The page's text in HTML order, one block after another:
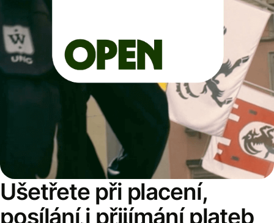
Ušetřete při placení,
posílání i přijímání plateb